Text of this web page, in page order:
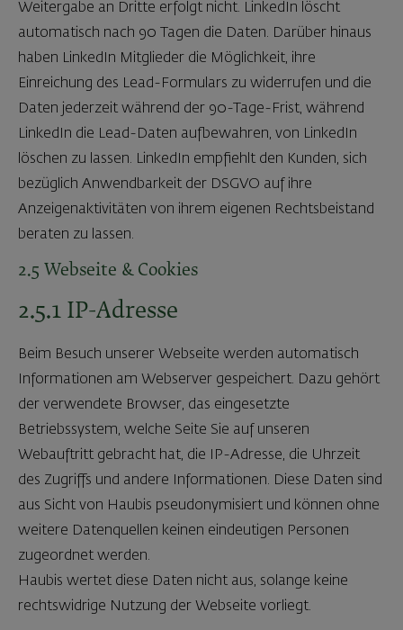
Weitergabe an Dritte erfolgt nicht. LinkedIn löscht
automatisch nach 90 Tagen die Daten. Darüber hinaus
haben LinkedIn Mitglieder die Möglichkeit, ihre
Einreichung des Lead-Formulars zu widerrufen und die
Daten jederzeit während der 90-Tage-Frist, während
LinkedIn die Lead-Daten aufbewahren, von LinkedIn
löschen zu lassen. LinkedIn empfiehlt den Kunden, sich
bezüglich Anwendbarkeit der DSGVO auf ihre
Anzeigenaktivitäten von ihrem eigenen Rechtsbeistand
beraten zu lassen.
2.5 Webseite & Cookies
2.5.1 IP-Adresse
Beim Besuch unserer Webseite werden automatisch
Informationen am Webserver gespeichert. Dazu gehört
der verwendete Browser, das eingesetzte
Betriebssystem, welche Seite Sie auf unseren
Webauftritt gebracht hat, die IP-Adresse, die Uhrzeit
des Zugriffs und andere Informationen. Diese Daten sind
aus Sicht von Haubis pseudonymisiert und können ohne
weitere Datenquellen keinen eindeutigen Personen
zugeordnet werden.
Haubis wertet diese Daten nicht aus, solange keine
rechtswidrige Nutzung der Webseite vorliegt.